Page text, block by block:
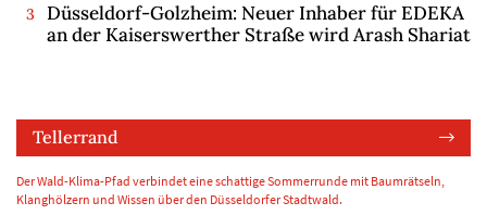
Düsseldorf-Golzheim: Neuer Inhaber für EDEKA
an der Kaiserswerther Straße wird Arash Shariat
Tellerrand
Der Wald-Klima-Pfad verbindet eine schattige Sommerrunde mit Baumrätseln,
Klanghölzern und Wissen über den Düsseldorfer Stadtwald.